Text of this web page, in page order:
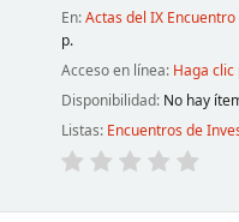
En:Actas del IX
p.
Acceso en línea: Haga
Disponibilidad: No hay
Listas: Encuentros de